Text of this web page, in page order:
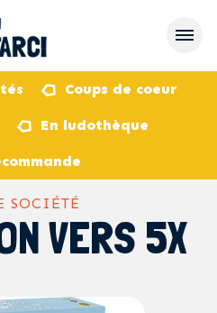
Coups de coeur
En ludothèque
SOCIÉTÉ
VERS 5X